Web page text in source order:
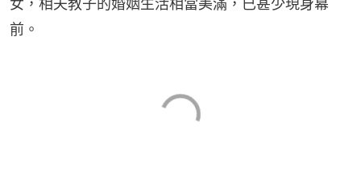
女，相夫教子的婚姻生活相當美滿，已甚少現身幕
前。